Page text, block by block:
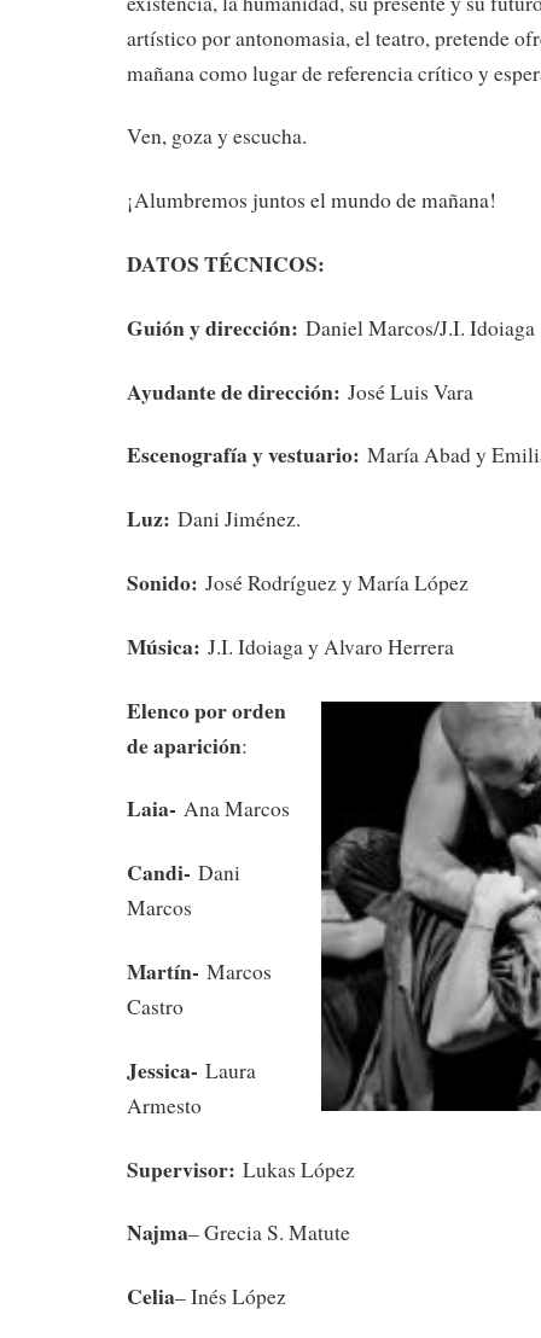
artístico por antonomasia, el teatro, pretende
mañana como lugar de referencia crítico y
Ven, goza y escucha.
¡Alumbremos juntos el mundo de mañana!
DATOS TÉCNICOS:
Guión y dirección: Daniel Marcos/J.I. Idoiaga
Ayudante de dirección: José Luis Vara
Escenografía y vestuario: María Abad y
Luz: Dani Jiménez.
Sonido: José Rodríguez y María López
Música: J.I. Idoiaga y Alvaro Herrera
Elenco por orden
de aparición:
Laia- Ana Marcos
Candi- Dani
Marcos
Martín- Marcos
Castro
Jessica- Laura
Armesto
Supervisor: Lukas López
Najma– Grecia S. Matute
Celia– Inés López